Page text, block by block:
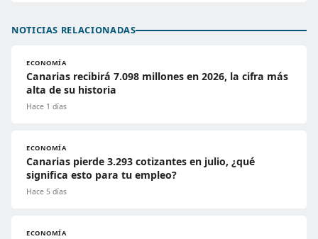
NOTICIAS RELACIONADAS
ECONOMÍA
Canarias recibirá 7.098 millones en 2026, la cifra más
alta de su historia
Hace 1 días
ECONOMÍA
Canarias pierde 3.293 cotizantes en julio, ¿qué
significa esto para tu empleo?
Hace 5 días
ECONOMÍA